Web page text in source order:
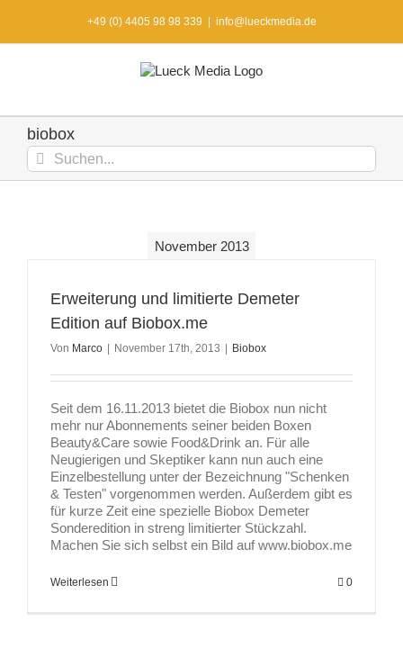
springen
+49 (0) 4405 98 98 339 info@lueckmedia.de
biobox
Suche
nach:
November 2013
Erweiterung und limitierte Demeter
Edition auf Biobox.me
Von Marco | November 17th, 2013 | Biobox
Seit dem 16.11.2013 bietet die Biobox nun nicht
mehr nur Abonnements seiner beiden Boxen
Beauty&Care sowie Food&Drink an. Für alle
Neugierigen und Skeptiker kann nun auch eine
Einzelbestellung unter der Bezeichnung "Schenken
& Testen" vorgenommen werden. Außerdem gibt es
für kurze Zeit eine spezielle Biobox Demeter
Sonderedition in streng limitierter Stückzahl.
Machen Sie sich selbst ein Bild auf www.biobox.me
Weiterlesen 0